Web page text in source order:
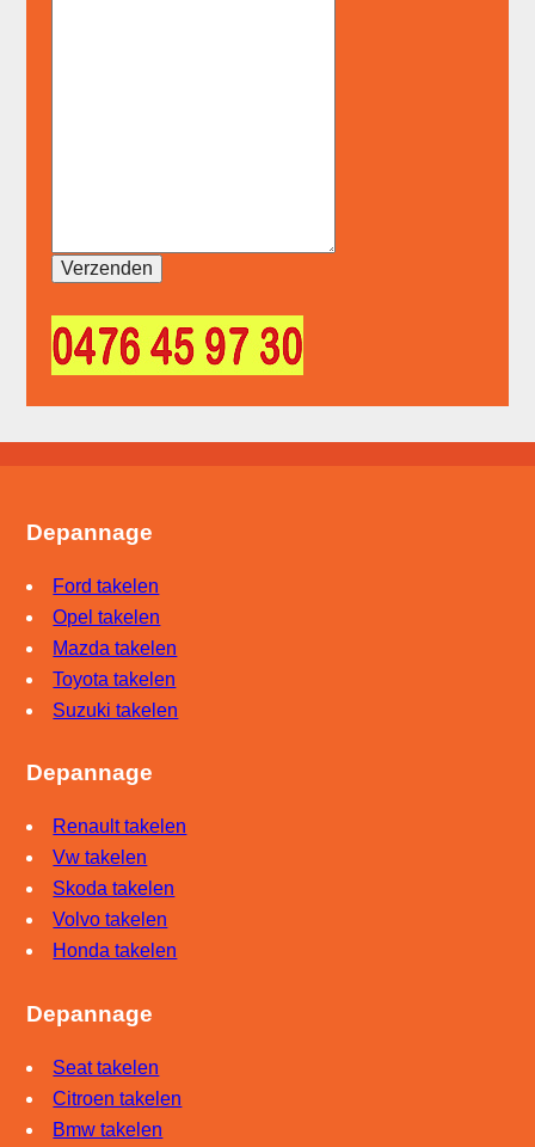
Depannage
Ford takelen
Opel takelen
Mazda takelen
Toyota takelen
Suzuki takelen
Depannage
Renault takelen
Vw takelen
Skoda takelen
Volvo takelen
Honda takelen
Depannage
Seat takelen
Citroen takelen
Bmw takelen